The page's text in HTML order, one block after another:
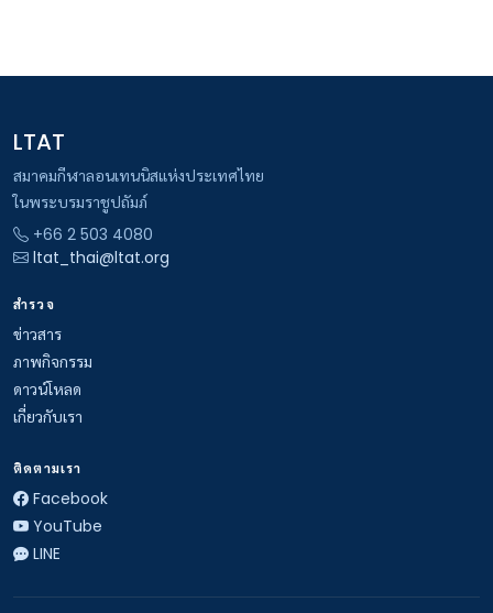
LTAT
สมาคมกีฬาลอนเทนนิสแห่งประเทศไทย
ในพระบรมราชูปถัมภ์
+66 2 503 4080
ltat_thai@ltat.org
สำรวจ
ข่าวสาร
ภาพกิจกรรม
ดาวน์โหลด
เกี่ยวกับเรา
ติดตามเรา
Facebook
YouTube
LINE